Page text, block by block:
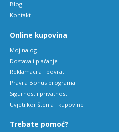
Blog
Kontakt
Online kupovina
Moj nalog
Dostava i plaćanje
Reklamacija i povrati
Pravila Bonus programa
Sigurnost i privatnost
Uvjeti korištenja i kupovine
Trebate pomoć?